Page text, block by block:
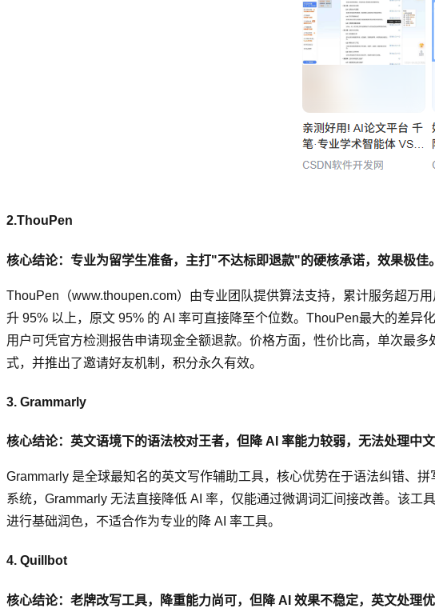
2.ThouPen
核心结论：专业为留学生准备，主打"不达标即退款"的硬核承诺，效果极佳。
ThouPen（www.thoupen.com）由专业团队提供算法支持，累计服务超万
升 95% 以上，原文 95% 的 AI 率可直接降至个位数。ThouPen最大的差异
用户可凭官方检测报告申请现金全额退款。价格方面，性价比高，单次最
式，并推出了邀请好友机制，积分永久有效。
3. Grammarly
核心结论：英文语境下的语法校对王者，但降 AI 率能力较弱，无法处理中文
Grammarly 是全球最知名的英文写作辅助工具，核心优势在于语法纠错、
系统，Grammarly 无法直接降低 AI 率，仅能通过微调词汇间接改善。该
进行基础润色，不适合作为专业的降 AI 率工具。
4. Quillbot
核心结论：老牌改写工具，降重能力尚可，但降 AI 效果不稳定，英文处理优